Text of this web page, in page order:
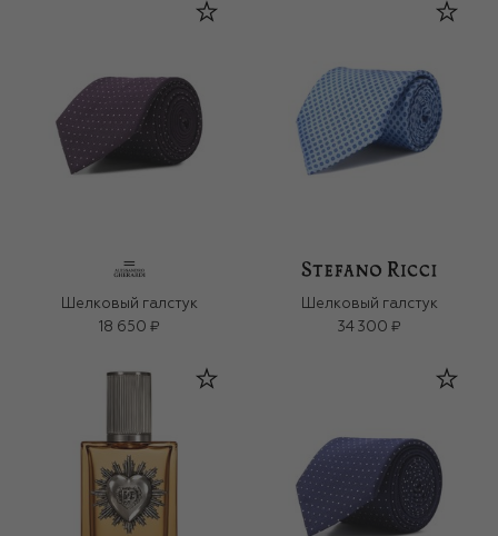
Шелковый галстук
18 650 ₽
Шелковый галстук
34 300 ₽